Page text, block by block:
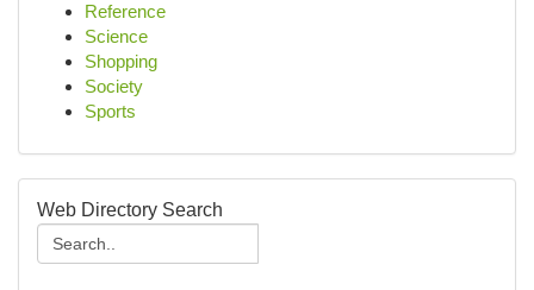
Reference
Science
Shopping
Society
Sports
Web Directory Search